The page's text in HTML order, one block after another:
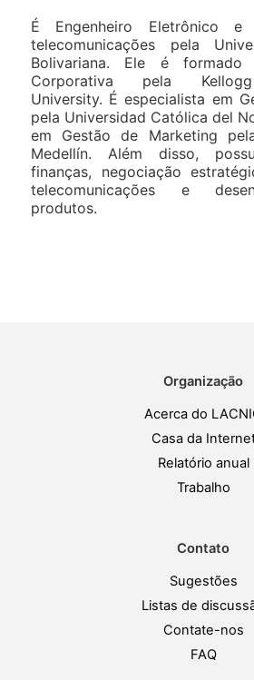
É Engenheiro Eletrônico e
telecomunicações pela
Bolivariana. Ele é formado
Corporativa pela
University. É especialista em
pela Universidad Católica del
em Gestão de Marketing
Medellín. Além disso,
finanças, negociação
telecomunicações e
produtos.
Organização
Acerca do
Casa da
Relatório anual
Trabalho
Contato
Sugestões
Listas de
Contate-nos
FAQ